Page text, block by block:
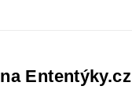
Ententýky.cz